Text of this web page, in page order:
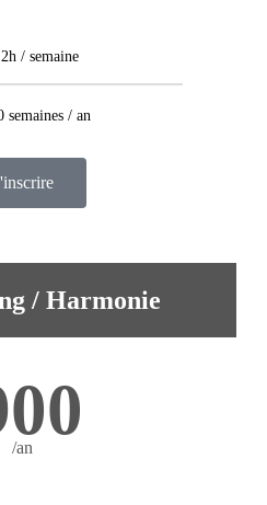
2h / semaine
semaines / an
/ Harmonie
/an